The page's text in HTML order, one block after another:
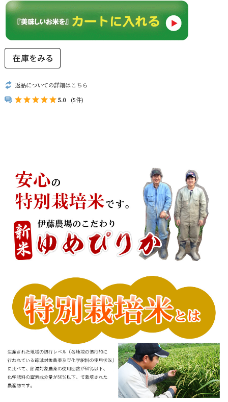
返品についての詳細はこちら
5.0 (5件)